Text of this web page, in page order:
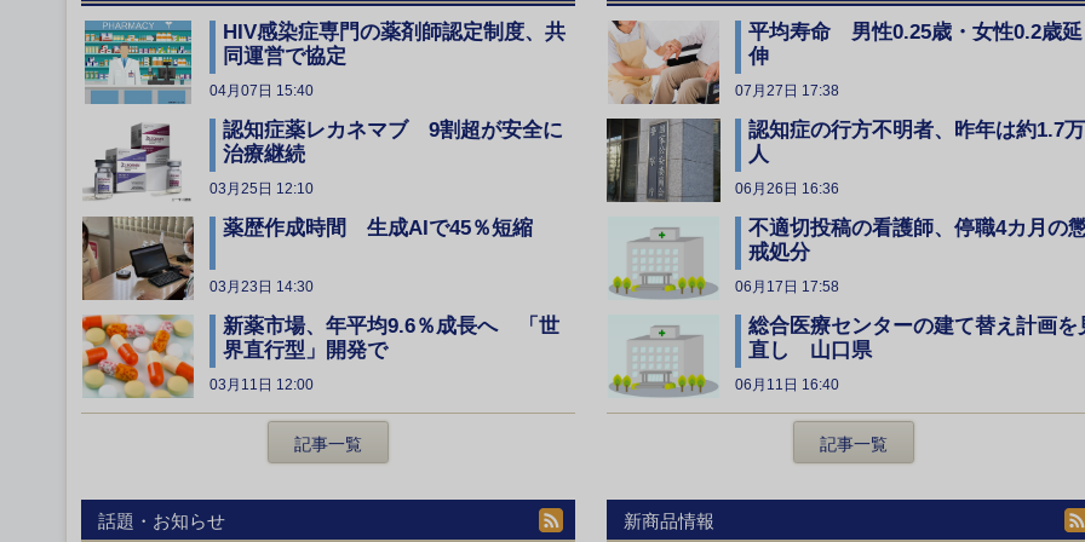
HIV感染症専門の薬剤師認定制度、共
同運営で協定
04月07日 15:40
認知症薬レカネマブ 9割超が安全に
治療継続
03月25日 12:10
薬歴作成時間 生成AIで45％短縮
03月23日 14:30
新薬市場、年平均9.6％成長へ 「世
界直行型」開発で
03月11日 12:00
記事一覧
平均寿命 男性0.25歳・女性0.2歳延
伸
07月27日 17:38
認知症の行方不明者、昨年は約1.7万
人
06月26日 16:36
不適切投稿の看護師、停職4カ月の
戒処分
06月17日 17:58
総合医療センターの建て替え計画を
直し 山口県
06月11日 16:40
記事一覧
話題・お知らせ 新商品情報